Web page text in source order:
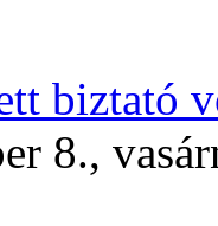
biztató
8.,